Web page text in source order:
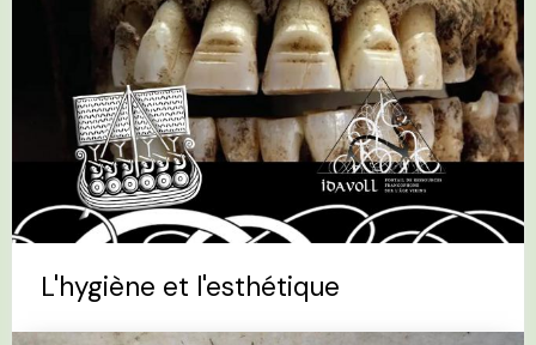
L'hygiène et l'esthétique